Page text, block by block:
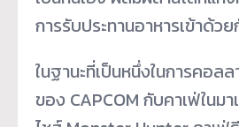
การรับประทานอาหารเข้าด้ว
ในฐานะที่เป็นหนึ่งในการคอล
ของ CAPCOM กับคาเฟ่ในม